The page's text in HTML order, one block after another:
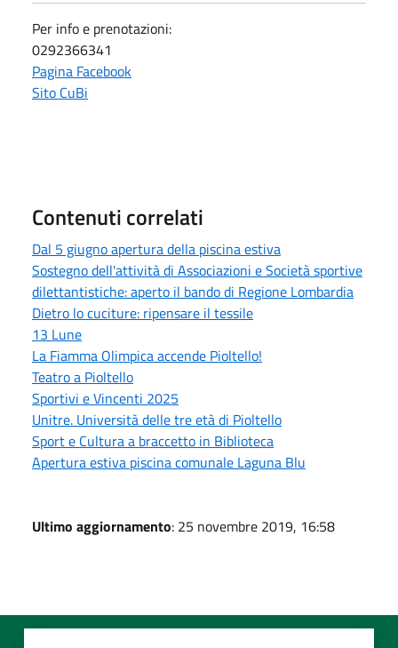
Per info e prenotazioni:
0292366341
Pagina Facebook
Sito CuBi
Contenuti correlati
Dal 5 giugno apertura della piscina estiva
Sostegno dell'attività di Associazioni e Società sportive
dilettantistiche: aperto il bando di Regione Lombardia
Dietro lo cuciture: ripensare il tessile
13 Lune
La Fiamma Olimpica accende Pioltello!
Teatro a Pioltello
Sportivi e Vincenti 2025
Unitre. Università delle tre età di Pioltello
Sport e Cultura a braccetto in Biblioteca
Apertura estiva piscina comunale Laguna Blu
Ultimo aggiornamento: 25 novembre 2019, 16:58